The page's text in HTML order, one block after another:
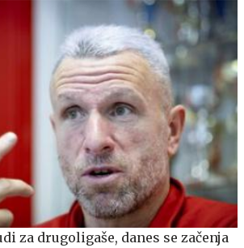
za drugoligaše, danes se začenja